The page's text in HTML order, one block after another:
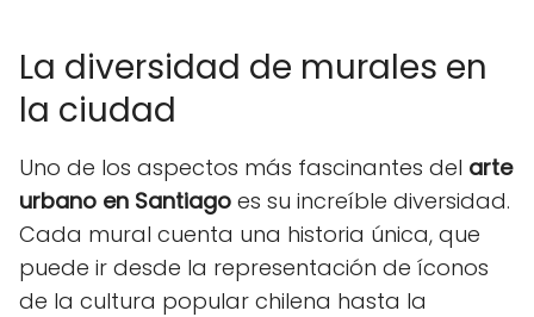
La diversidad de murales en
la ciudad
Uno de los aspectos más fascinantes del arte
urbano en Santiago es su increíble diversidad.
Cada mural cuenta una historia única, que
puede ir desde la representación de íconos
de la cultura popular chilena hasta la